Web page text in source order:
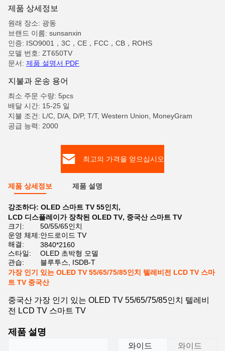
제품 상세정보
원래 장소: 광동
브랜드 이름: sunsanxin
인증: ISO9001，3C，CE，FCC，CB，ROHS
모델 번호: ZT650TV
문서: 제품 설명서 PDF
지불과 운송 용어
최소 주문 수량: 5pcs
배달 시간: 15-25 일
지불 조건: L/C, D/A, D/P, T/T, Western Union, MoneyGram
공급 능력: 2000
최고의 가격을 얻으십시오
제품 상세정보 제품 설명
강조하다: OLED 스마트 TV 55인치 ,
LCD 디스플레이가 장착된 OLED TV, 중국산 스마트 TV
크기:
50/55/65인치
운영 체제:안드로이드 TV
해결:
3840*2160
스타일:
OLED 초박형 모델
관습:
블루투스, ISDB-T
가장 인기 있는 OLED TV 55/65/75/85인치 텔레비전 LCD TV 스마
트 TV 중국산
중국산 가장 인기 있는 OLED TV 55/65/75/85인치 텔레비
전 LCD TV 스마트 TV
제품 설명
와이드
와이드